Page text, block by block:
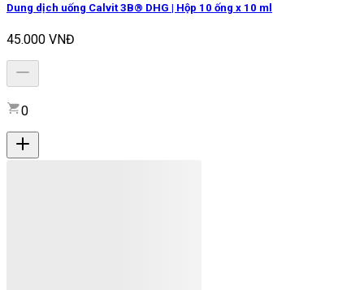
Dung dịch uống Calvit 3B® DHG | Hộp 10 ống x 10 ml
45.000 VNĐ
0